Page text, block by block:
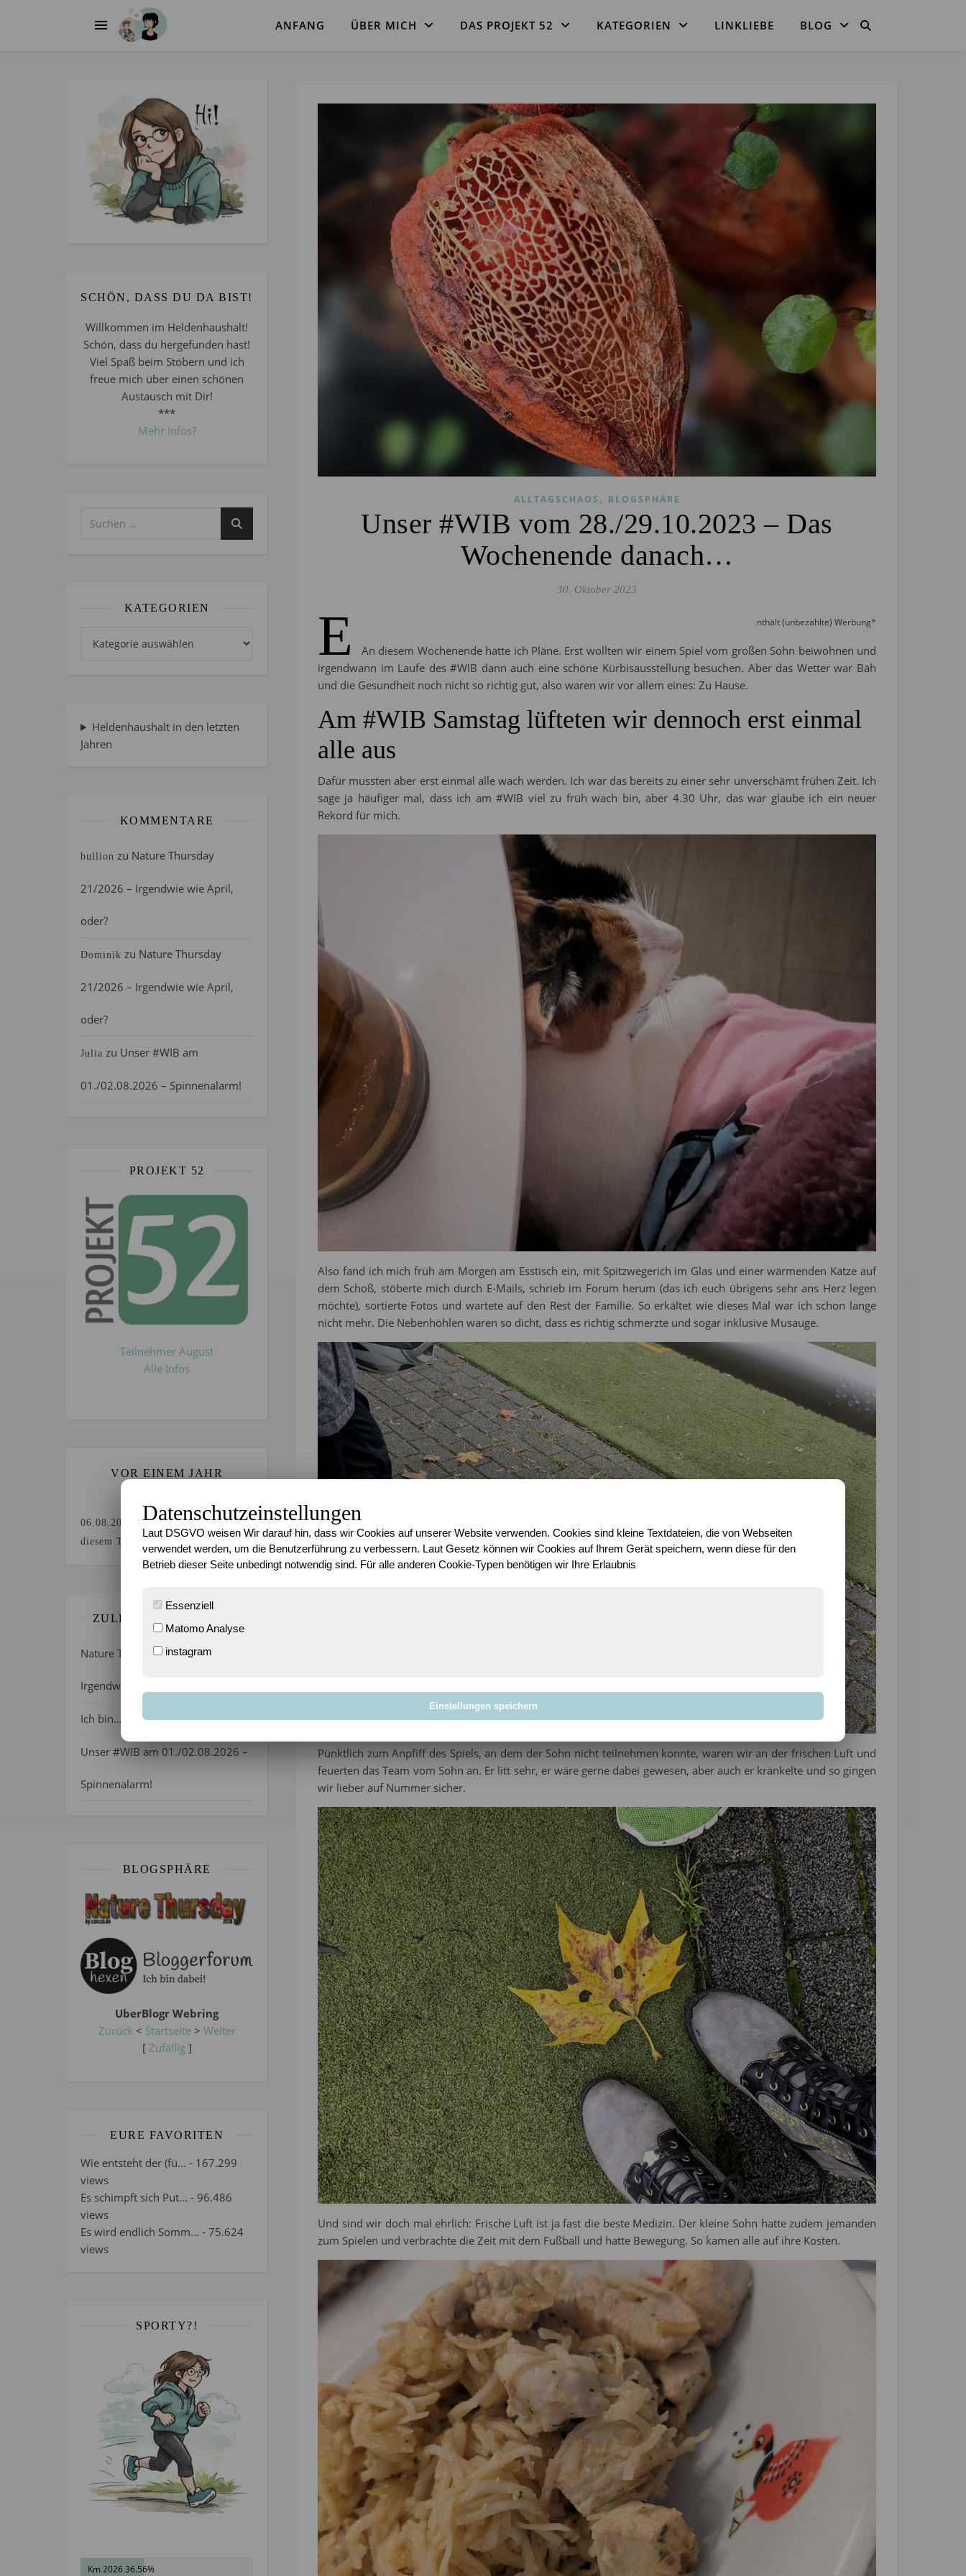
ANFANG ÜBER MICH DAS PROJEKT 52 KATEGORIEN LINKLIEBE BLOG
SCHÖN, DASS DU DA BIST!
Willkommen im Heldenhaushalt!
Schön, dass du hergefunden hast!
Viel Spaß beim Stöbern und ich
freue mich über einen schönen
Austausch mit Dir!
***
Mehr Infos?
KATEGORIEN
Heldenhaushalt in den letzten
Jahren
KOMMENTARE
bullion zu Nature Thursday
21/2026 – Irgendwie wie April,
oder?
Dominik zu Nature Thursday
21/2026 – Irgendwie wie April,
oder?
Julia zu Unser #WIB am
01./02.08.2026 – Spinnenalarm!
PROJEKT 52
Teilnehmer August
Alle Infos
VOR EINEM JAHR
06.08.2025
Keine Beiträge an
diesem Tag.
ZULETZT GEBLOGGT…
Nature Thursday 21/2026 –
Irgendwie wie April, oder?
Ich bin…
Unser #WIB am 01./02.08.2026 –
Spinnenalarm!
BLOGSPHÄRE
UberBlogr Webring
Zurück < Startseite> Weiter
[ Zufällig]
EURE FAVORITEN
Wie entsteht der (fü... - 167.299
views
Es schimpft sich Put... - 96.486
views
Es wird endlich Somm... - 75.624
views
SPORTY?!
Km 2026 36.56%
ALLTAGSCHAOS , BLOGSPHÄRE
Unser #WIB vom 28./29.10.2023 – Das
Wochenende danach…
30. Oktober 2023
E nthält (unbezahlte) Werbung*
An diesem Wochenende hatte ich Pläne. Erst wollten wir einem Spiel vom großen Sohn beiwohnen und
irgendwann im Laufe des #WIB dann auch eine schöne Kürbisausstellung besuchen. Aber das Wetter war Bäh
und die Gesundheit noch nicht so richtig gut, also waren wir vor allem eines: Zu Hause.
Am #WIB Samstag lüfteten wir dennoch erst einmal
alle aus
Dafür mussten aber erst einmal alle wach werden. Ich war das bereits zu einer sehr unverschämt frühen Zeit. Ich
sage ja häufiger mal, dass ich am #WIB viel zu früh wach bin, aber 4.30 Uhr, das war glaube ich ein neuer
Rekord für mich.
Also fand ich mich früh am Morgen am Esstisch ein, mit Spitzwegerich im Glas und einer wärmenden Katze auf
dem Schoß, stöberte mich durch E-Mails, schrieb im Forum herum (das ich euch übrigens sehr ans Herz legen
möchte), sortierte Fotos und wartete auf den Rest der Familie. So erkältet wie dieses Mal war ich schon lange
nicht mehr. Die Nebenhöhlen waren so dicht, dass es richtig schmerzte und sogar inklusive Musauge.
Pünktlich zum Anpfiff des Spiels, an dem der Sohn nicht teilnehmen konnte, waren wir an der frischen Luft und
feuerten das Team vom Sohn an. Er litt sehr, er wäre gerne dabei gewesen, aber auch er kränkelte und so gingen
wir lieber auf Nummer sicher.
Und sind wir doch mal ehrlich: Frische Luft ist ja fast die beste Medizin. Der kleine Sohn hatte zudem jemanden
zum Spielen und verbrachte die Zeit mit dem Fußball und hatte Bewegung. So kamen alle auf ihre Kosten.
Datenschutzeinstellungen
Laut DSGVO weisen Wir darauf hin, dass wir Cookies auf unserer Website verwenden. Cookies sind kleine Textdateien, die von Webseiten
verwendet werden, um die Benutzerführung zu verbessern. Laut Gesetz können wir Cookies auf Ihrem Gerät speichern, wenn diese für den
Betrieb dieser Seite unbedingt notwendig sind. Für alle anderen Cookie-Typen benötigen wir Ihre Erlaubnis
Essenziell
Matomo Analyse
instagram
Einstellungen speichern